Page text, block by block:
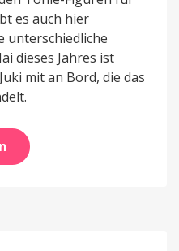
es auch hier
unterschiedliche
dieses Jahres ist
mit an Bord, die das